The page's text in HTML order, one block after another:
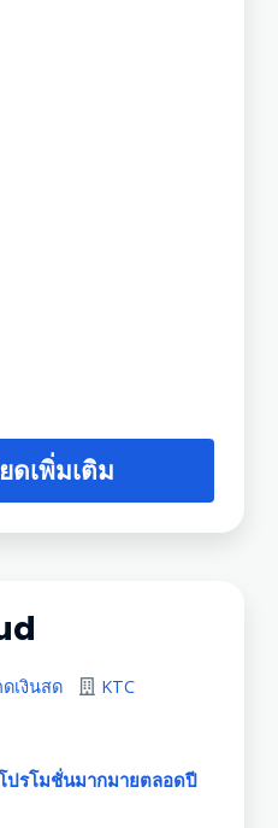
ดเพิ่มเติม
เงินสด KTC
รโมชั่นมากมายตลอดปี